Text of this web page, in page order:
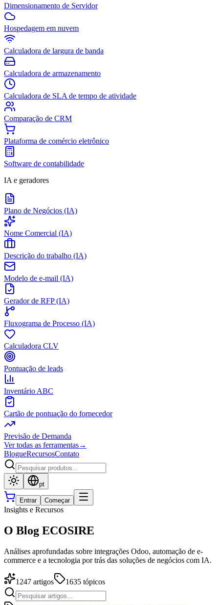
Dimensionamento de Servidor
Hospedagem em nuvem
Calculadora de largura de banda
Calculadora de armazenamento
Calculadora de SLA de tempo de atividade
Comparação de CRM
Plataforma de comércio eletrônico
Software de contabilidade
IA e geradores
Plano de Negócios (IA)
Nome Comercial (IA)
Descrição do trabalho (IA)
Modelo de e-mail (IA)
Gerador de RFP (IA)
Fluxograma de Processo (IA)
Calculadora CLV
Pontuação de leads
Inventário ABC
Cartão de pontuação do fornecedor
Previsão de Demanda
Ver todas as ferramentas→
BlogueRecursosContato
pt
Entrar Começar
Insights e Recursos
O Blog ECOSIRE
Análises aprofundadas sobre integrações Odoo, automação de e-
commerce e a tecnologia por trás das soluções de negócios com IA.
1247 artigos 1635 tópicos